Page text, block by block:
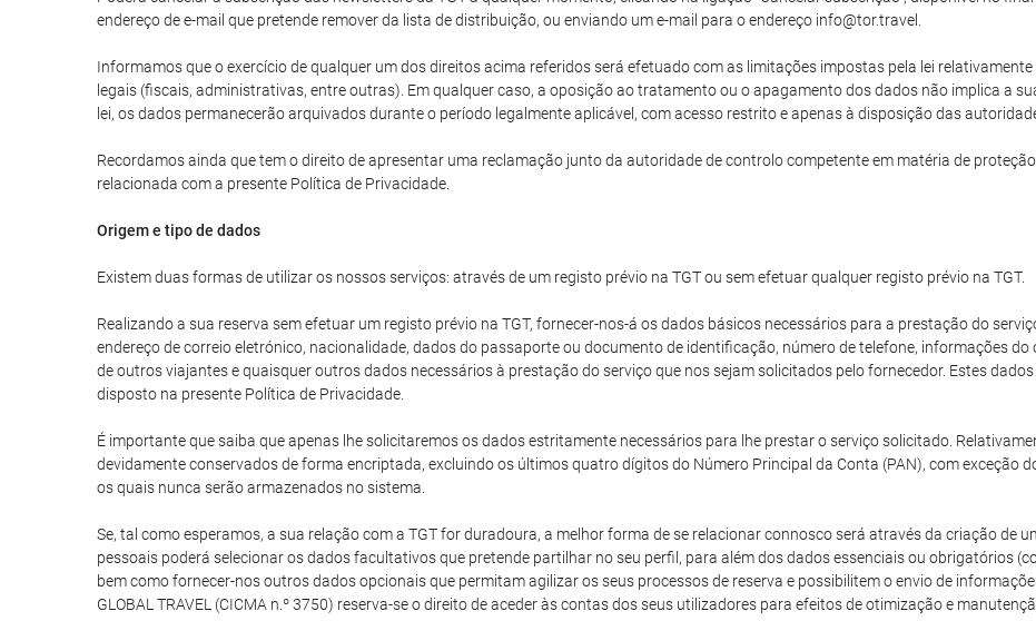
endereço de e-mail que pretende remover da lista de distribuição, ou enviando um e-mail para o endereço info@tor.travel.
Informamos que o exercício de qualquer um dos direitos acima referidos será efetuado com as limitações impostas pela lei
legais (fiscais, administrativas, entre outras). Em qualquer caso, a oposição ao tratamento ou o apagamento dos dados não implica a
lei, os dados permanecerão arquivados durante o período legalmente aplicável, com acesso restrito e apenas à disposição das
Recordamos ainda que tem o direito de apresentar uma reclamação junto da autoridade de controlo competente em matéria de
relacionada com a presente Política de Privacidade.
Origem e tipo de dados
Existem duas formas de utilizar os nossos serviços: através de um registo prévio na TGT ou sem efetuar qualquer registo prévio na TGT.
Realizando a sua reserva sem efetuar um registo prévio na TGT, fornecer-nos-á os dados básicos necessários para a prestação do
endereço de correio eletrónico, nacionalidade, dados do passaporte ou documento de identificação, número de telefone, informações
de outros viajantes e quaisquer outros dados necessários à prestação do serviço que nos sejam solicitados pelo fornecedor. Estes
disposto na presente Política de Privacidade.
É importante que saiba que apenas lhe solicitaremos os dados estritamente necessários para lhe prestar o serviço solicitado.
devidamente conservados de forma encriptada, excluindo os últimos quatro dígitos do Número Principal da Conta (PAN), com exceção
os quais nunca serão armazenados no sistema.
Se, tal como esperamos, a sua relação com a TGT for duradoura, a melhor forma de se relacionar connosco será através da criação de
pessoais poderá selecionar os dados facultativos que pretende partilhar no seu perfil, para além dos dados essenciais ou obrigatórios
bem como fornecer-nos outros dados opcionais que permitam agilizar os seus processos de reserva e possibilitem o envio de
GLOBAL TRAVEL (CICMA n.º 3750) reserva-se o direito de aceder às contas dos seus utilizadores para efeitos de otimização e